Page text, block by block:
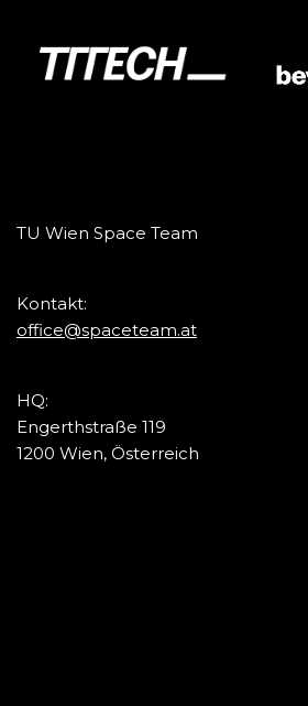
TU Wien Space Team
Kontakt:
office@spaceteam.at
HQ:
Engerthstraße 119
1200 Wien, Österreich